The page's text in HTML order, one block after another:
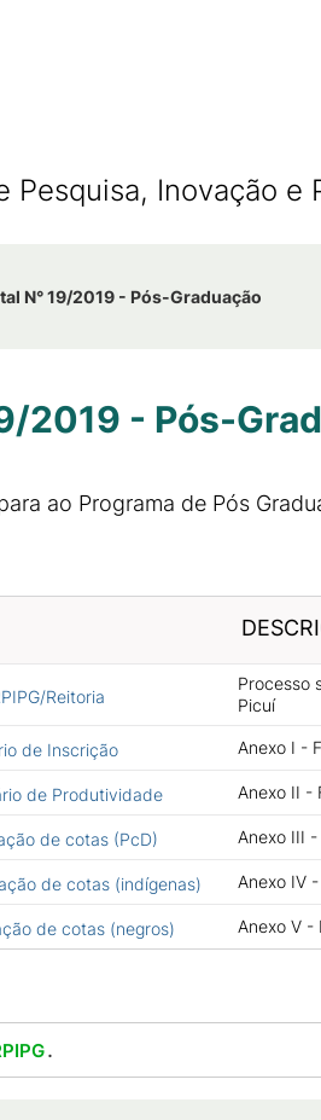
Pesquisa, Inovação e
N° 19/2019 - Pós-Graduação
2019 - Pós-
ao Programa de Pós
Reitoria
Processo
Picuí
de Inscrição Anexo I -
de Produtividade Anexo II -
de cotas (PcD) Anexo III
de cotas (indígenas) Anexo IV
de cotas (negros) Anexo V -
.